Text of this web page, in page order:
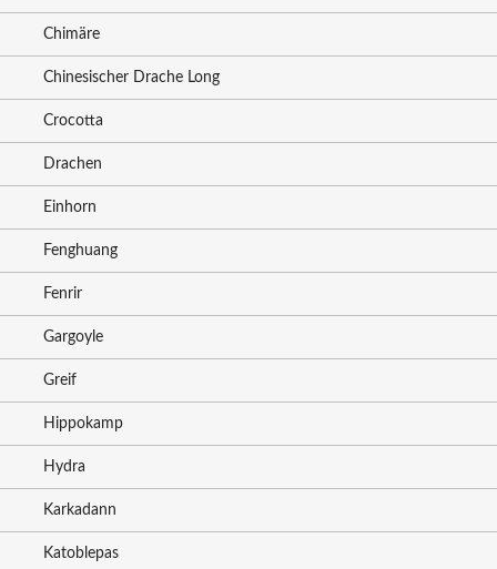
Chimäre
Chinesischer Drache Long
Crocotta
Drachen
Einhorn
Fenghuang
Fenrir
Gargoyle
Greif
Hippokamp
Hydra
Karkadann
Katoblepas